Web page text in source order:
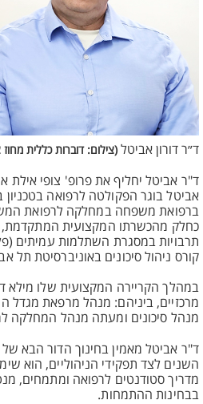
ד״ר דורון אביטל (צילום: דוברות כללית מחוז
ד"ר אביטל יחליף את פרופ' צופי
אביטל בוגר הפקולטה לרפואה
ברפואת משפחה במחלקה לרפואת
כחלק מהכשרתו המקצועית
קורס ניהול סיכונים באוניברסיטת תל
במהלך הקריירה המקצועית שלו מילא
מרכזיים, ביניהם: מנהל מרפאת
מנהל סיכונים ומעתה מנהל המחלקה
ד"ר אביטל מאמין בחינוך הדור הבא
השנים לצד תפקידי הניהוליים, הוא
מדריך סטודנטים לרפואה ומתמחים,
בבחינות ההתמחות.